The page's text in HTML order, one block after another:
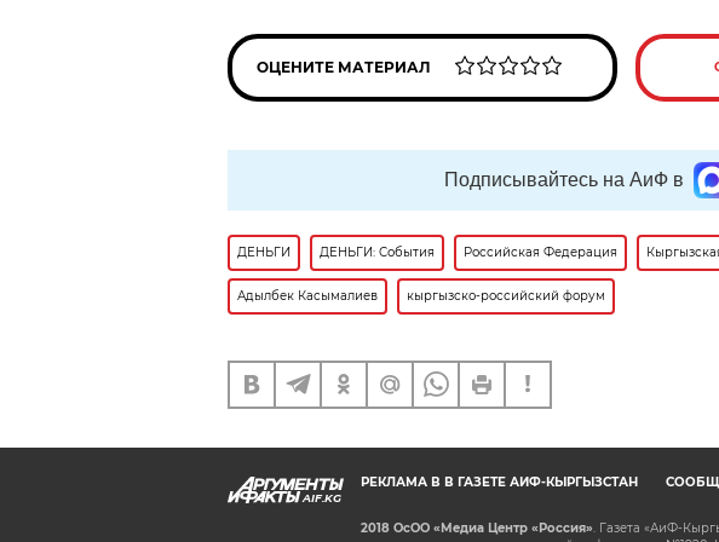
ОЦЕНИТЕ МАТЕРИАЛ
Подписывайтесь на АиФ в
ДЕНЬГИ ДЕНЬГИ: События Российская Федерация
Адылбек Касымалиев кыргызско-российский форум
AIF.KG
РЕКЛАМА В В ГАЗЕТЕ АИФ-КЫРГЫЗСТАН
2018 ОсОО «Медиа Центр «Россия» . Газета «АиФ-